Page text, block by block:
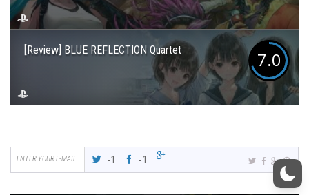
[Review] BLUE REFLECTION Quartet 7.0
-1 -1